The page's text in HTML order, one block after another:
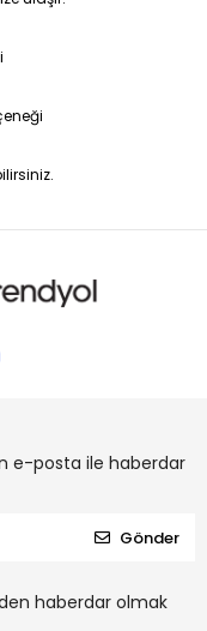
e-posta ile haberdar
Gönder
haberdar olmak